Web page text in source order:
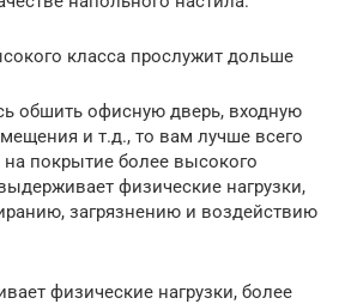
класса прослужит дольше
обшить офисную дверь, входную
и т.д., то вам лучше всего
покрытие более высокого
физические нагрузки,
загрязнению и воздействию
физические нагрузки, более